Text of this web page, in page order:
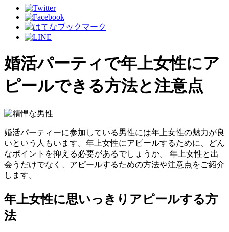
婚活パーティで年上女性にア
ピールできる方法と注意点
婚活パーティーに参加している男性には年上女性の魅力が良
いという人もいます。年上女性にアピールするために、どん
なポイントを抑える必要があるでしょうか。 年上女性と出
会うだけでなく、アピールするための方法や注意点をご紹介
します。
年上女性に思いっきりアピールする方
法